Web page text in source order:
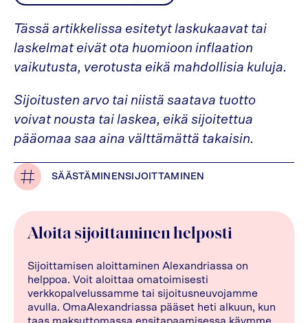
Tässä artikkelissa esitetyt laskukaavat tai
laskelmat eivät ota huomioon inflaation
vaikutusta, verotusta eikä mahdollisia kuluja.
Sijoitusten arvo tai niistä saatava tuotto
voivat nousta tai laskea, eikä sijoitettua
pääomaa saa aina välttämättä takaisin.
SÄÄSTÄMINENSIJOITTAMINEN
Aloita sijoittaminen helposti
Sijoittamisen aloittaminen Alexandriassa on
helppoa. Voit aloittaa omatoimisesti
verkkopalvelussamme tai sijoitusneuvojamme
avulla. OmaAlexandriassa pääset heti alkuun, kun
taas maksuttomassa ensitapaamisessa käymme